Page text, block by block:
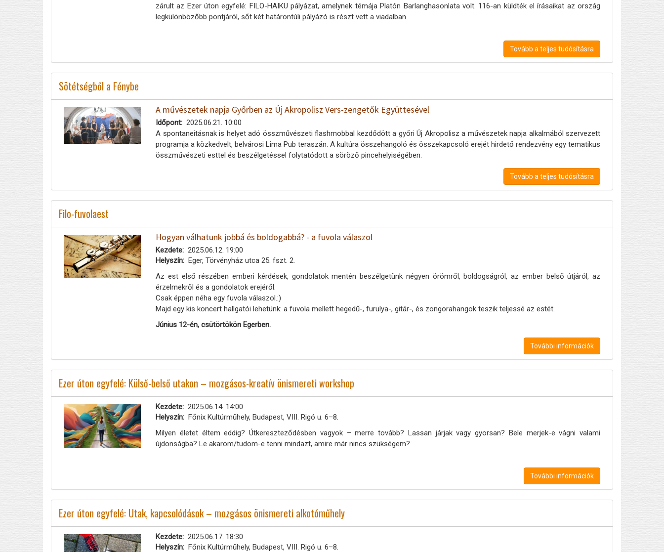
zárult az Ezer úton egyfelé: FILO-HAIKU pályázat, amelynek témája Platón Barlanghasonlata volt. 116-an küldték el írásaikat az ország
legkülönbözőbb pontjáról, sőt két határontúli pályázó is részt vett a viadalban.
Tovább a teljes tudósításra
Sötétségből a Fénybe
A művészetek napja Győrben az Új Akropolisz Vers-zengetők Együttesével
Időpont
2025.06.21. 10:00
A spontaneitásnak is helyet adó összművészeti flashmobbal kezdődött a győri Új Akropolisz a művészetek napja alkalmából szervezett
programja a közkedvelt, belvárosi Lima Pub teraszán. A kultúra összehangoló és összekapcsoló erejét hirdető rendezvény egy tematikus
összművészeti esttel és beszélgetéssel folytatódott a söröző pincehelyiségében.
Tovább a teljes tudósításra
Filo-fuvolaest
Hogyan válhatunk jobbá és boldogabbá? - a fuvola válaszol
Kezdete
2025.06.12. 19:00
Helyszín
Eger, Törvényház utca 25. fszt. 2.
Az est első részében emberi kérdések, gondolatok mentén beszélgetünk négyen örömről, boldogságról, az ember belső útjáról, az
érzelmekről és a gondolatok erejéről.
Csak éppen néha egy fuvola válaszol.:)
Majd egy kis koncert hallgatói lehetünk: a fuvola mellett hegedű-, furulya-, gitár-, és zongorahangok teszik teljessé az estét.
Június 12-én, csütörtökön Egerben.
További információk
Ezer úton egyfelé: Külső-belső utakon – mozgásos-kreatív önismereti workshop
Kezdete
2025.06.14. 14:00
Helyszín
Főnix Kultúrműhely, Budapest, VIII. Rigó u. 6–8.
Milyen életet éltem eddig? Útkereszteződésben vagyok – merre tovább? Lassan járjak vagy gyorsan? Bele merjek-e vágni valami
újdonságba? Le akarom/tudom-e tenni mindazt, amire már nincs szükségem?
További információk
Ezer úton egyfelé: Utak, kapcsolódások – mozgásos önismereti alkotóműhely
Kezdete
2025.06.17. 18:30
Helyszín
Főnix Kultúrműhely, Budapest, VIII. Rigó u. 6–8.